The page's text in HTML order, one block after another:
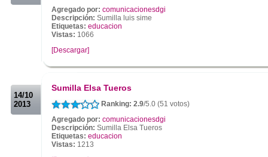
Agregado por: comunicacionesdgi
Descripción: Sumilla luis sime
Etiquetas: educacion
Vistas: 1066
[Descargar]
14/10
2013
Sumilla Elsa Tueros
Ranking: 2.9/5.0 (51 votos)
Agregado por: comunicacionesdgi
Descripción: Sumilla Elsa Tueros
Etiquetas: educacion
Vistas: 1213